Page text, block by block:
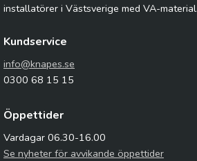
installatörer i Västsverige med VA-material.
Kundservice
info@knapes.se
0300 68 15 15
Öppettider
Vardagar 06.30-16.00
Se nyheter för avvikande öppettider